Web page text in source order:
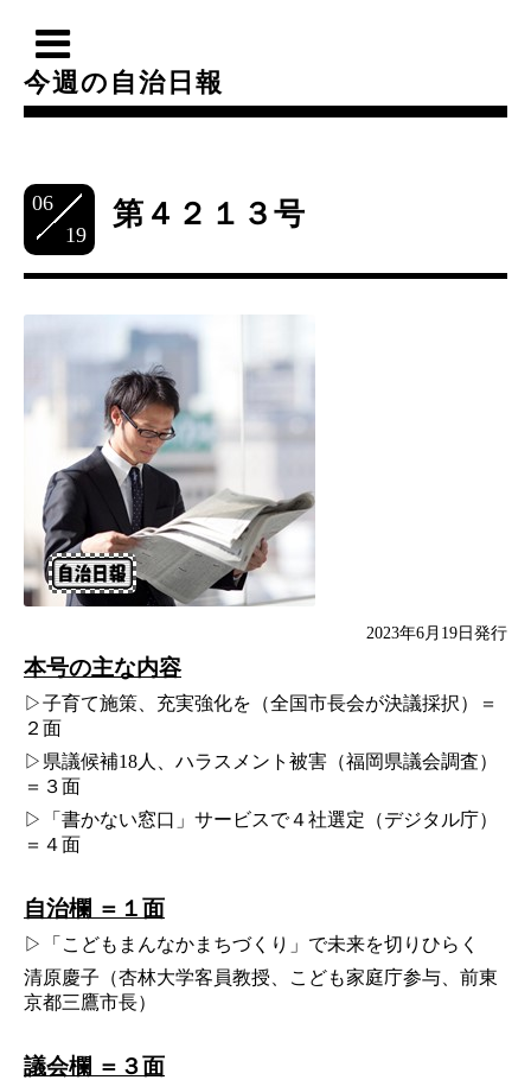
今週の自治日報
06
19
第４２１３号
2023年6月19日発行
本号の主な内容
▷子育て施策、充実強化を（全国市長会が決議採択）＝
２面
▷県議候補18人、ハラスメント被害（福岡県議会調査）
＝３面
▷「書かない窓口」サービスで４社選定（デジタル庁）
＝４面
自治欄 ＝１面
▷「こどもまんなかまちづくり」で未来を切りひらく
清原慶子（杏林大学客員教授、こども家庭庁参与、前東
京都三鷹市長）
議会欄 ＝３面